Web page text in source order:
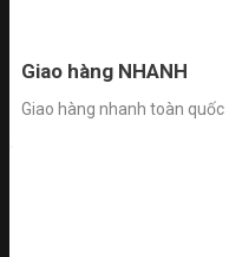
Giao hàng NHANH
Giao hàng nhanh toàn quốc